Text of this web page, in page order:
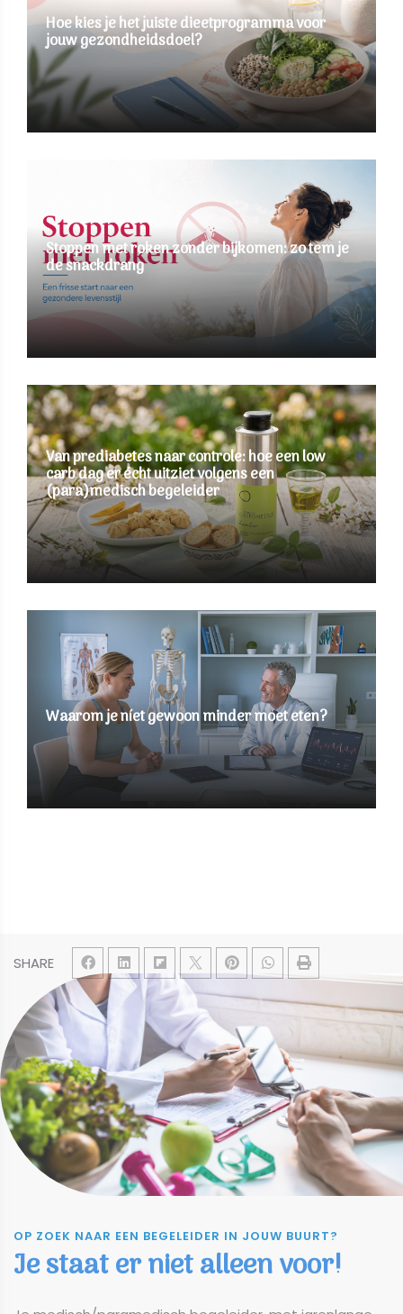
SHARE
Hoe kies je het juiste dieetprogramma voor
jouw gezondheidsdoel?
Stoppen met roken zonder bijkomen: zo tem je
de snackdrang
Van prediabetes naar controle: hoe een low
carb dag er écht uitziet volgens een
(para)medisch begeleider
Waarom je níet gewoon minder moet eten?
OP ZOEK NAAR EEN BEGELEIDER IN JOUW BUURT?
Je staat er niet alleen voor!